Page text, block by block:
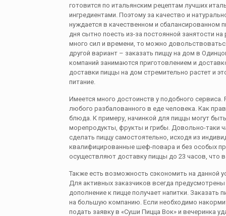
готовится по итaльянским рецептам лучших
ингредиентами. Поэтому за качество и
нуждается в качественном и сбалансированном
дня сытно поесть из-за постоянной занятости
много сил и времени, то можно
другой вариант – заказать пиццу на дом в
компаний занимаются приготовлением и
доставки пиццы на дом стремительно растет и
питание.
Имеется много достоинств у подобного
любого разбалованного в еде человека. Как
блюда. К примеру, начинкой для пиццы могут
морепродукты, фрукты и грибы. Довольно-таки
сделать пиццу самостоятельно, исходя из
квалифицированные шеф-повара и без особых
осуществляют доставку пиццы до 23 часов, что
Также есть возможность сэкономить на данной
Для активных заказчиков всегда
дополнение к пицце получает напитки.
на большую компанию. Если необходимо
подать заявку в «Суши Пицца Вок» и вечеринка